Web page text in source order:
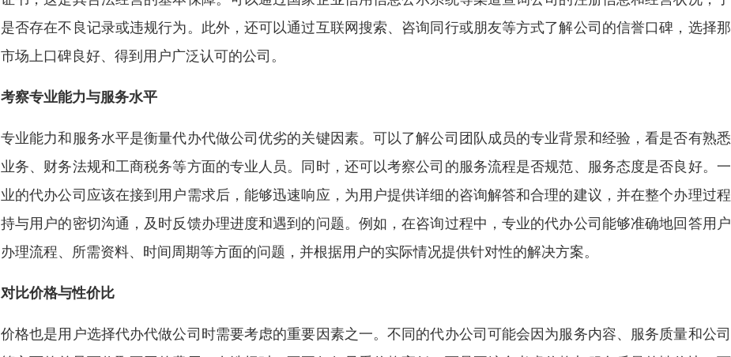
是否存在不良记录或违规行为。此外，还可以通过互联网搜索、咨询同行或朋友等方式了解公司的信誉口碑，选择
市场上口碑良好、得到用户广泛认可的公司。
考察专业能力与服务水平
专业能力和服务水平是衡量代办代做公司优劣的关键因素。可以了解公司团队成员的专业背景和经验，看是否有熟
业务、财务法规和工商税务等方面的专业人员。同时，还可以考察公司的服务流程是否规范、服务态度是否良好。
业的代办公司应该在接到用户需求后，能够迅速响应，为用户提供详细的咨询解答和合理的建议，并在整个办理过
持与用户的密切沟通，及时反馈办理进度和遇到的问题。例如，在咨询过程中，专业的代办公司能够准确地回答用
办理流程、所需资料、时间周期等方面的问题，并根据用户的实际情况提供针对性的解决方案。
对比价格与性价比
价格也是用户选择代办代做公司时需要考虑的重要因素之一。不同的代办公司可能会因为服务内容、服务质量和公